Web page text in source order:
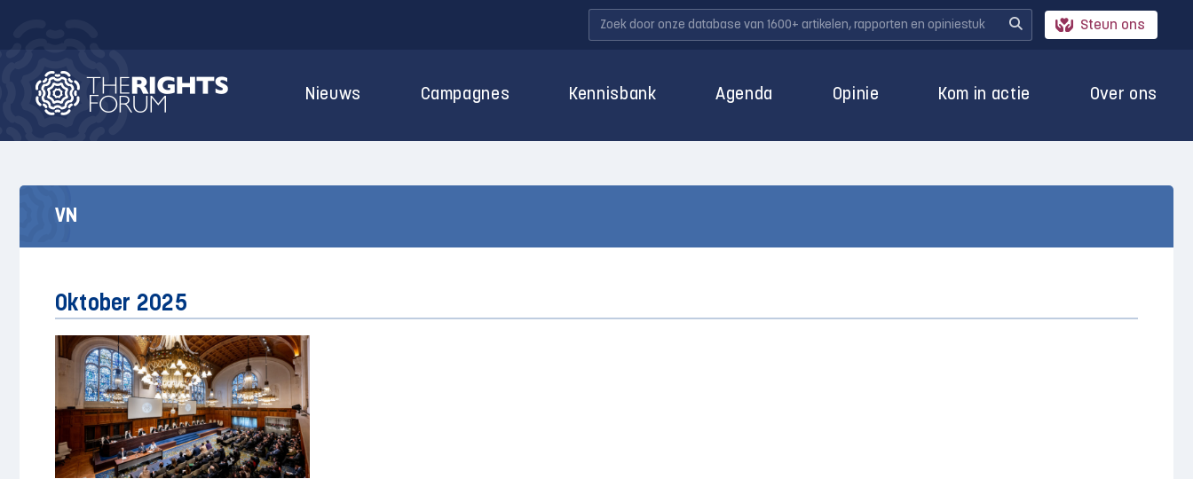
Steun ons
Nieuws Campagnes Kennisbank Agenda Opinie Kom in actie Over ons
VN
Oktober 2025